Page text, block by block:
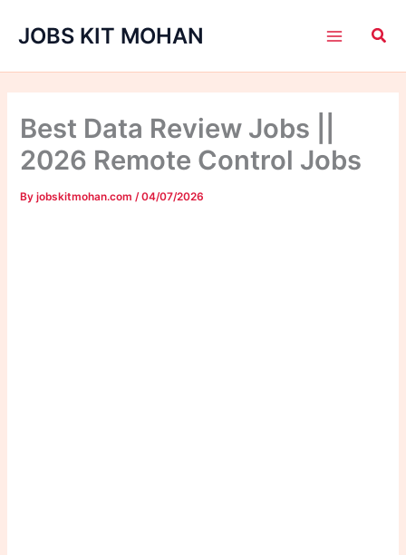
JOBS KIT MOHAN
Best Data Review Jobs ||
2026 Remote Control Jobs
Byjobskitmohan.com /04/07/2026